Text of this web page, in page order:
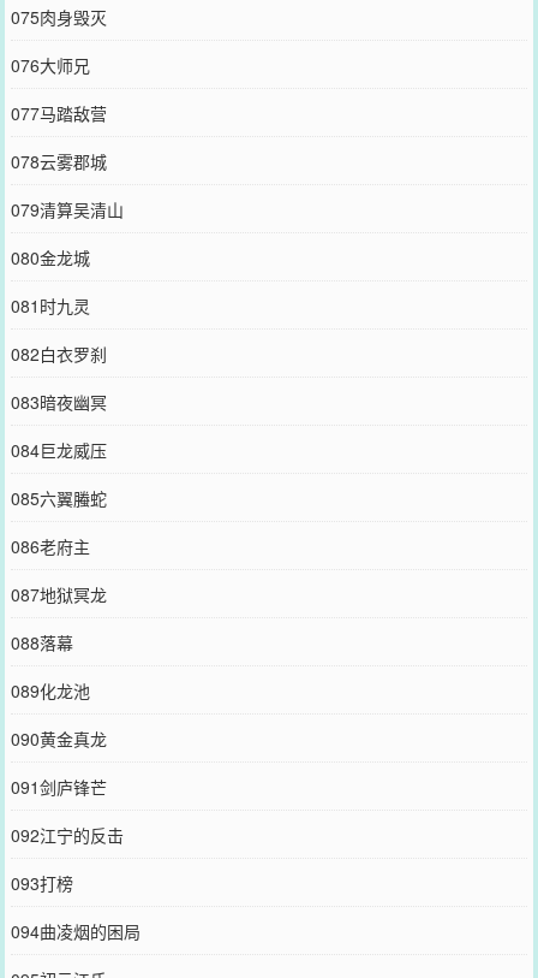
075肉身毁灭
076大师兄
077马踏敌营
078云雾郡城
079清算吴清山
080金龙城
081时九灵
082白衣罗刹
083暗夜幽冥
084巨龙威压
085六翼螣蛇
086老府主
087地狱冥龙
088落幕
089化龙池
090黄金真龙
091剑庐锋芒
092江宁的反击
093打榜
094曲凌烟的困局